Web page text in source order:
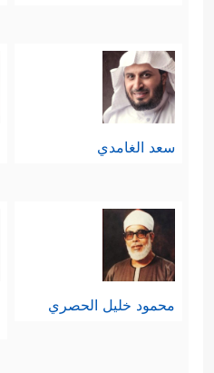
سعد الغامدي
محمود خليل الحصري